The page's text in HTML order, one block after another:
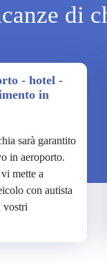
di
- hotel -
in
sarà garantito
in aeroporto.
mette a
con autista
vostri